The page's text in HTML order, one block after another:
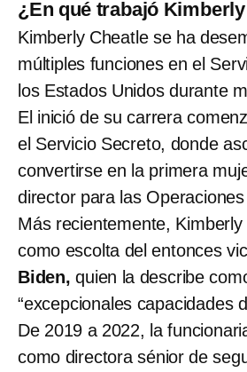
¿En qué trabajó
Kimberly Cheatle se ha
múltiples funciones en el
los Estados Unidos durante
El inició de su carrera
el Servicio Secreto, donde
convertirse en la primera
director para las
Más recientemente,
como escolta del entonces
Biden, quien la describe
“excepcionales capacidades
De 2019 a 2022, la
como directora sénior de